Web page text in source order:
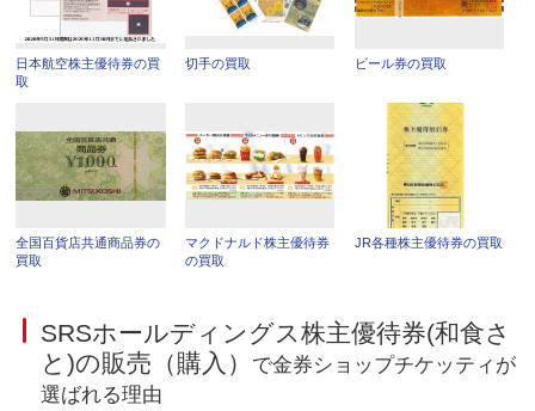
日本航空株主優待券の買
取
切手の買取 ビール券の買取
全国百貨店共通商品券の
買取
マクドナルド株主優待券
の買取
JR各種株主優待券の買取
SRSホールディングス株主優待券(和食さ
と)の販売（購入）
で金券ショップチケッティが
選ばれる理由